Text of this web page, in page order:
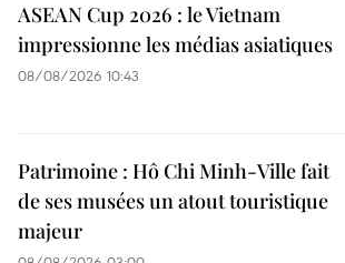
ASEAN Cup 2026 : le Vietnam
impressionne les médias asiatiques
08/08/2026 10:43
Patrimoine : Hô Chi Minh-Ville fait
de ses musées un atout touristique
majeur